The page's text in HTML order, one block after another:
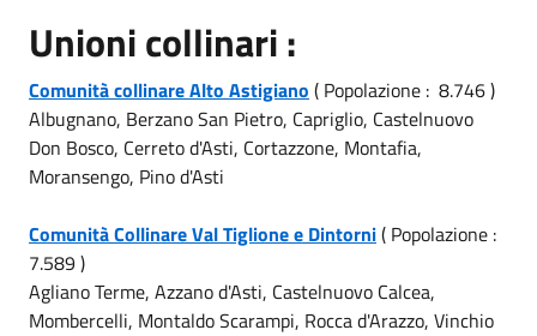
Unioni collinari :
Comunità collinare Alto Astigiano ( Popolazione : 8.746 )
Albugnano, Berzano San Pietro, Capriglio, Castelnuovo
Don Bosco, Cerreto d'Asti, Cortazzone, Montafia,
Moransengo, Pino d'Asti
Comunità Collinare Val Tiglione e Dintorni( Popolazione :
7.589 )
Agliano Terme, Azzano d'Asti, Castelnuovo Calcea,
Mombercelli, Montaldo Scarampi, Rocca d'Arazzo, Vinchio